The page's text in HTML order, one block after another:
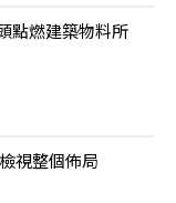
點燃建築物料所
視整個佈局